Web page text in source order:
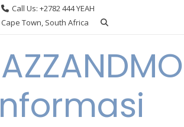
Call Us: +2782 444 YEAH
Cape Town, South Africa